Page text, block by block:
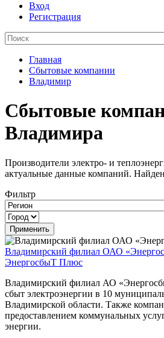
Вход
Регистрация
Главная
Сбытовые компании
Владимир
Сбытовые
Владимира
Производители электро- и
актуальные данные компаний.
Фильтр
Владимирский филиал ОАО
ЭнергосбыТ Плюс
Владимирский филиал АО
сбыт электроэнергии в 10
Владимирской области. Также
предоставлением коммунальных
энергии.